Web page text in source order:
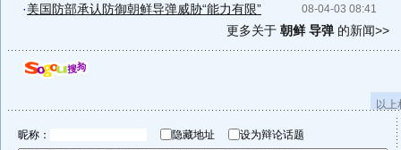
08-04-03 08:41
·美国防部承认防御朝鲜导弹威胁“能力有限”
更多关于 朝鲜 导弹的新闻>>
以
昵称： 隐藏地址 设为辩论话题